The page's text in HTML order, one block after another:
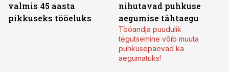
valmis 45 aasta
pikkuseks tööeluks
nihutavad puhkuse
aegumise tähtaegu
Tööandja puudulik
tegutsemine võib muuta
puhkusepäevad ka
aegumatuks!